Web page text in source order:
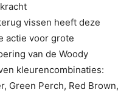
vissen heeft deze
actie voor grote
van de Woody
kleurencombinaties:
Green Perch, Red Brown,